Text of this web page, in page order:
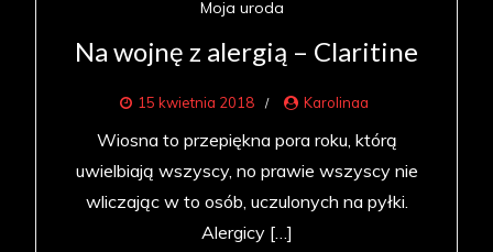
Moja uroda
Na wojnę z alergią – Claritine
15 kwietnia 2018 Karolinaa
Wiosna to przepiękna pora roku, którą
uwielbiają wszyscy, no prawie wszyscy nie
wliczając w to osób, uczulonych na pyłki.
Alergicy […]